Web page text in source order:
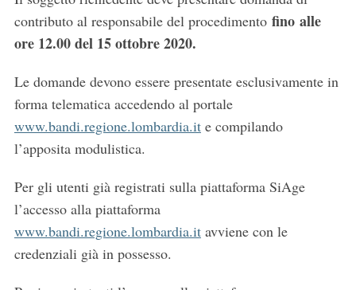
contributo al responsabile del procedimento fino alle
ore 12.00 del 15 ottobre 2020.
Le domande devono essere presentate esclusivamente in
forma telematica accedendo al portale
www.bandi.regione.lombardia.ite compilando
l’apposita modulistica.
Per gli utenti già registrati sulla piattaforma SiAge
l’accesso alla piattaforma
www.bandi.regione.lombardia.itavviene con le
credenziali già in possesso.